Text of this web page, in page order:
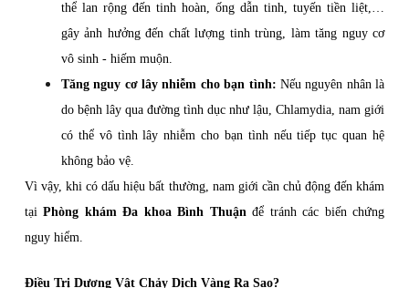
thể lan rộng đến tinh hoàn, ống dẫn tinh, tuyến tiền liệt,…
gây ảnh hưởng đến chất lượng tinh trùng, làm tăng nguy cơ
vô sinh - hiếm muộn.
Tăng nguy cơ lây nhiễm cho bạn tình: Nếu nguyên nhân là
do bệnh lây qua đường tình dục như lậu, Chlamydia, nam giới
có thể vô tình lây nhiễm cho bạn tình nếu tiếp tục quan hệ
không bảo vệ.
Vì vậy, khi có dấu hiệu bất thường, nam giới cần chủ động đến khám
tạiPhòng khám Đa khoa Bình Thuậnđể tránh các biến chứng
nguy hiểm.
Điều Trị Dương Vật Chảy Dịch Vàng Ra Sao?